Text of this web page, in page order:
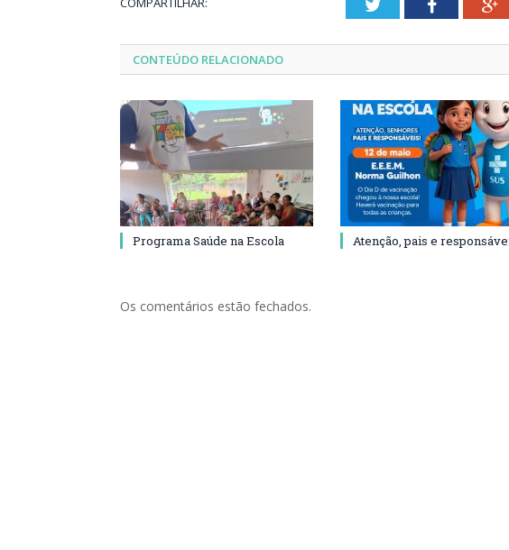
TwitterFacebook
CONTEÚDO RELACIONADO
Programa Saúde na Escola Atenção, pais e
Os comentários estão fechados.